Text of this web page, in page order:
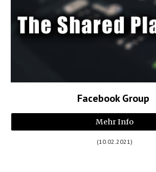
Facebook Group
Mehr Info
(10.02.2021)